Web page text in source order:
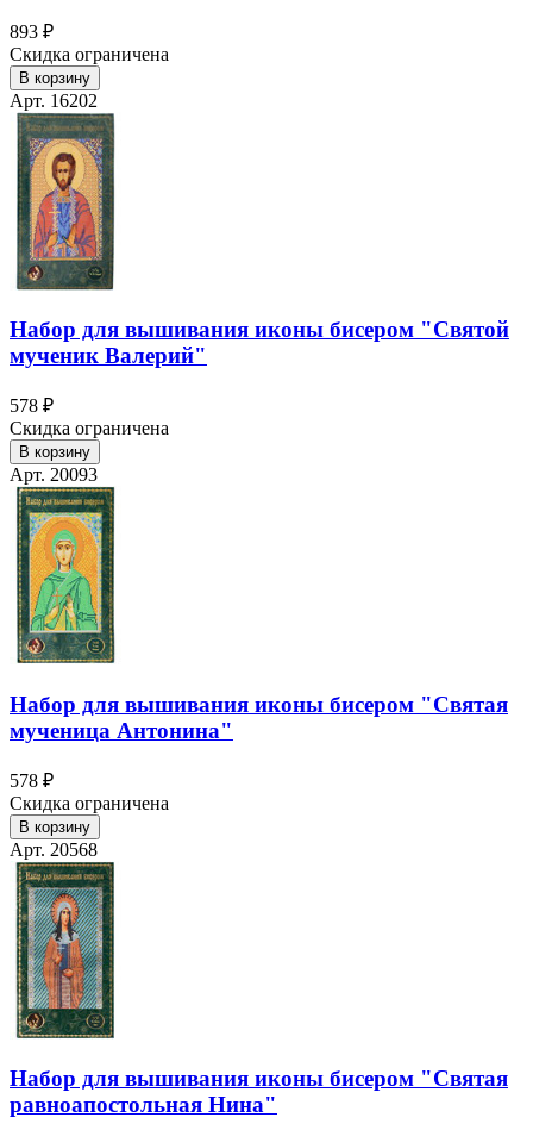
893 ₽
Скидка ограничена
В корзину
Арт. 16202
Набор для вышивания иконы бисером "Святой
мученик Валерий"
578 ₽
Скидка ограничена
В корзину
Арт. 20093
Набор для вышивания иконы бисером "Святая
мученица Антонина"
578 ₽
Скидка ограничена
В корзину
Арт. 20568
Набор для вышивания иконы бисером "Святая
равноапостольная Нина"